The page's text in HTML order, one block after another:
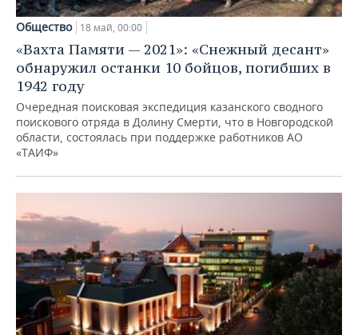
Общество 18 май, 00:00
«Вахта Памяти — 2021»: «Снежный десант»
обнаружил останки 10 бойцов, погибших в
1942 году
Очередная поисковая экспедиция казанского сводного
поискового отряда в Долину Смерти, что в Новгородской
области, состоялась при поддержке работников АО
«ТАИФ»